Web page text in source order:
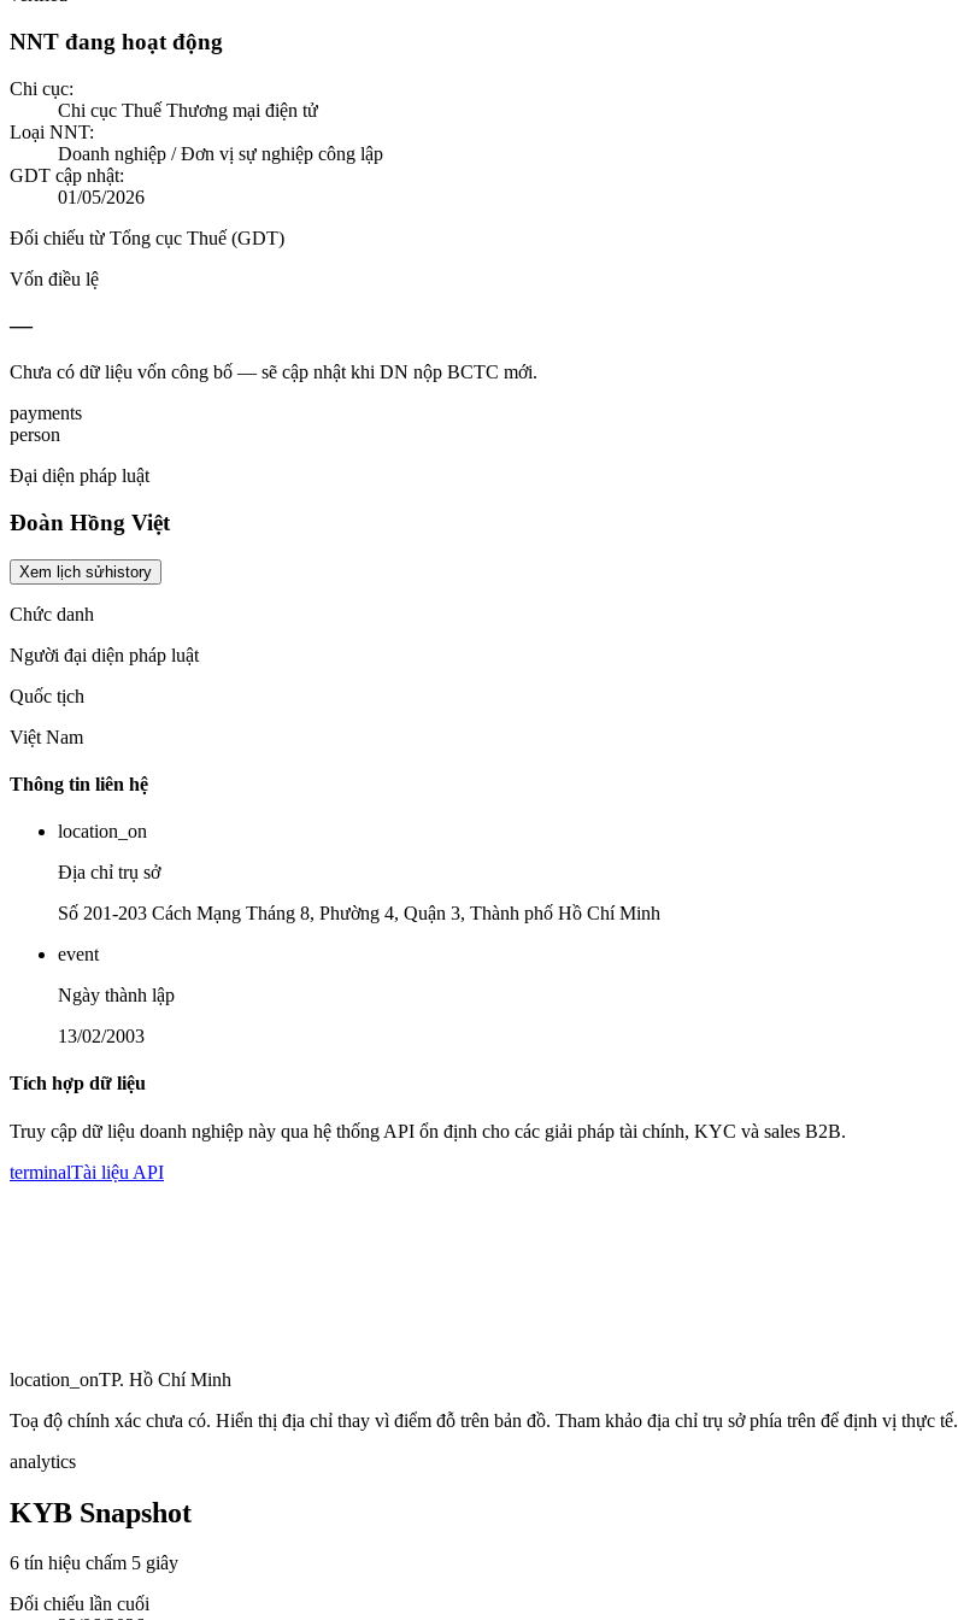
NNT đang hoạt động
Chi cục:
Chi cục Thuế Thương mại điện tử
Loại NNT:
Doanh nghiệp / Đơn vị sự nghiệp công lập
GDT cập nhật:
01/05/2026
Đối chiếu từ Tổng cục Thuế (GDT)
Vốn điều lệ
—
Chưa có dữ liệu vốn công bố — sẽ cập nhật khi DN nộp BCTC mới.
payments
person
Đại diện pháp luật
Đoàn Hồng Việt
Xem lịch sửhistory
Chức danh
Người đại diện pháp luật
Quốc tịch
Việt Nam
Thông tin liên hệ
location_on
Địa chỉ trụ sở
Số 201-203 Cách Mạng Tháng 8, Phường 4, Quận 3, Thành phố Hồ Chí Minh
event
Ngày thành lập
13/02/2003
Tích hợp dữ liệu
Truy cập dữ liệu doanh nghiệp này qua hệ thống API ổn định cho các giải pháp tài chính, KYC và sales B2B.
terminalTài liệu API
location_onTP. Hồ Chí Minh
Toạ độ chính xác chưa có. Hiển thị địa chỉ thay vì điểm đỗ trên bản đồ. Tham khảo địa chỉ trụ sở phía trên để định vị thực tế.
analytics
KYB Snapshot
6 tín hiệu chấm 5 giây
Đối chiếu lần cuối